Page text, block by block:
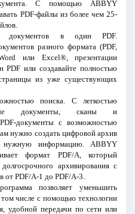
С помощью ABBYY
PDF-файлы из более чем 25-
документов в один PDF.
разного формата (PDF,
или Excel®, презентации
или создавайте полностью
из уже существующих
поиска. С легкостью
документы, сканы и
документы с возможностью
нужно создать цифровой архив
нужную информацию. ABBYY
формат PDF/A, который
архивирования с
от PDF/A-1 до PDF/A-3.
позволяет уменьшить
числе с помощью технологии
удобной передачи по сети или